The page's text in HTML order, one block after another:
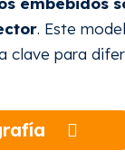
. Este
para